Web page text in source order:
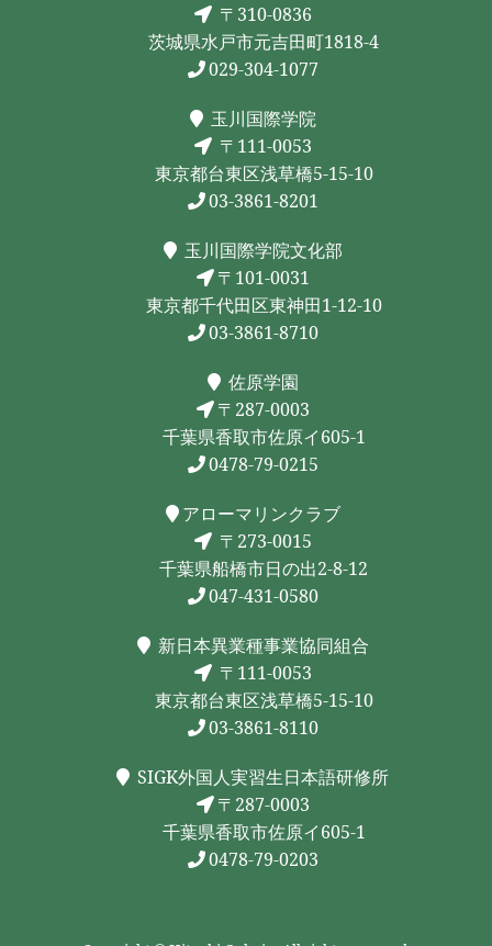
〒310-0836
茨城県水戸市元吉田町1818-4
029-304-1077
玉川国際学院
〒111-0053
東京都台東区浅草橋5-15-10
03-3861-8201
玉川国際学院文化部
〒101-0031
東京都千代田区東神田1-12-10
03-3861-8710
佐原学園
〒287-0003
千葉県香取市佐原イ605-1
0478-79-0215
アローマリンクラブ
〒273-0015
千葉県船橋市日の出2-8-12
047-431-0580
新日本異業種事業協同組合
〒111-0053
東京都台東区浅草橋5-15-10
03-3861-8110
SIGK外国人実習生日本語研修所
〒287-0003
千葉県香取市佐原イ605-1
0478-79-0203